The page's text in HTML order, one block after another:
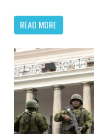
READ MORE